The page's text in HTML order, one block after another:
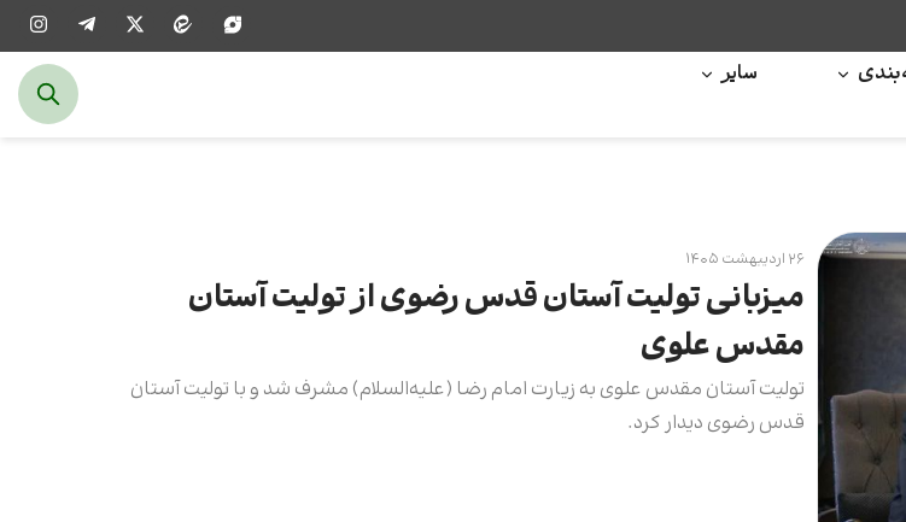
سایر
۲۶ اردیبهشت ۱۴۰۵
میزبانی تولیت آستان قدس رضوی از تولیت آستان
مقدس علوی
تولیت آستان مقدس علوی به زیارت امام رضا (علیه‌السلام) مشرف شد و با تولیت آستان
قدس رضوی دیدار کرد.